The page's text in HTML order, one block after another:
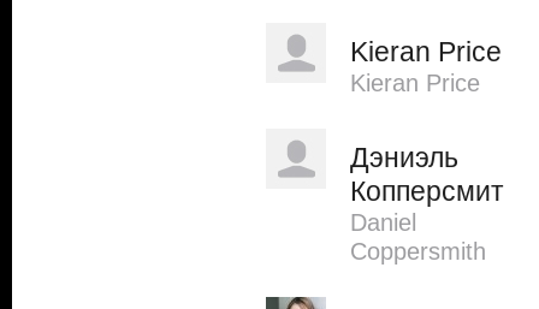
Kieran Price
Kieran Price
Дэниэль
Копперсмит
Daniel
Coppersmith